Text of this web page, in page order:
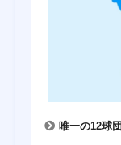
唯一の12球